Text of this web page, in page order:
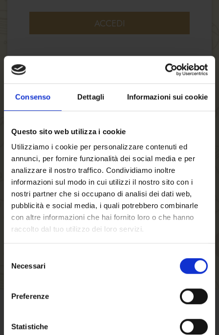
Benvenuto su forst.it
Consenso Dettagli Informazioni sui cookie
Questo sito web utilizza i cookie
Utilizziamo i cookie per personalizzare contenuti ed
annunci, per fornire funzionalità dei social media e per
analizzare il nostro traffico. Condividiamo inoltre
informazioni sul modo in cui utilizzi il nostro sito con i
nostri partner che si occupano di analisi dei dati web,
pubblicità e social media, i quali potrebbero combinarle
con altre informazioni che hai fornito loro o che hanno
raccolto dal tuo utilizzo dei loro servizi.
delNecessari
Preferenze
Statistiche
ACCEDI
NUOVI CLIENTI
Creando un account sul nostro negozio, sarai in
grado di muoverti più velocemente attraverso il
processo di checkout, memorizzare più indirizzi
di spedizione, visualizzare e tracciare i tuoi
ordini nel tuo account e molto altro.
CREA UN ACCOUNT
CONDIZIONI DI VENDITA